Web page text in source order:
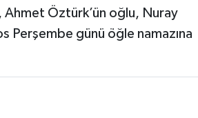
Ahmet Öztürk’ün oğlu, Nuray
Perşembe günü öğle namazına